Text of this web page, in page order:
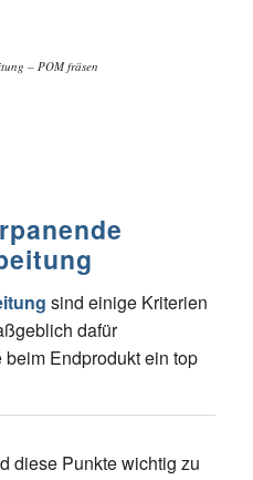
– POM fräsen
sind einige Kriterien
dafür
Endprodukt ein top
diese Punkte wichtig zu